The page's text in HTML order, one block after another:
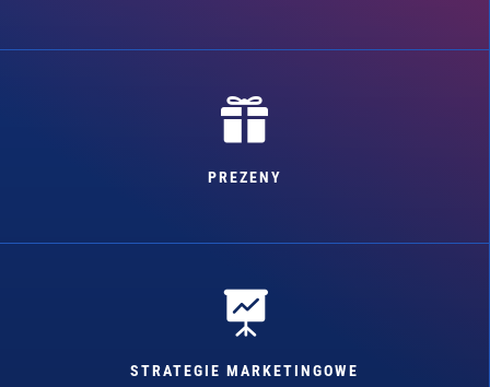

PREZENY

STRATEGIE MARKETINGOWE